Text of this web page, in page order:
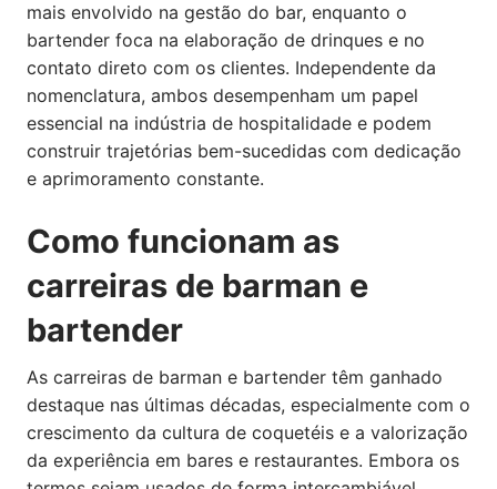
mais envolvido na gestão do bar, enquanto o
bartender foca na elaboração de drinques e no
contato direto com os clientes. Independente da
nomenclatura, ambos desempenham um papel
essencial na indústria de hospitalidade e podem
construir trajetórias bem-sucedidas com dedicação
e aprimoramento constante.
Como funcionam as
carreiras de barman e
bartender
As carreiras de barman e bartender têm ganhado
destaque nas últimas décadas, especialmente com o
crescimento da cultura de coquetéis e a valorização
da experiência em bares e restaurantes. Embora os